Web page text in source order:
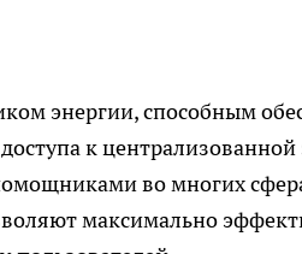
энергии, способным
к централизованной
во многих
максимально